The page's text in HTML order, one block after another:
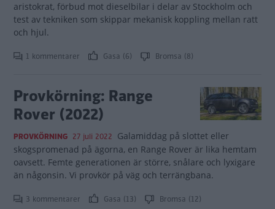
aristokrat, förbud mot dieselbilar i delar av Stockholm och
test av tekniken som skippar mekanisk koppling mellan ratt
och hjul.
1 kommentarer Gasa (6) Bromsa (8)
Provkörning: Range
Rover (2022)
PROVKÖRNING 27 juli 2022 Galamiddag på slottet eller
skogspromenad på ägorna, en Range Rover är lika hemtam
oavsett. Femte generationen är större, snålare och lyxigare
än någonsin. Vi provkör på väg och terrängbana.
3 kommentarer Gasa (13) Bromsa (12)